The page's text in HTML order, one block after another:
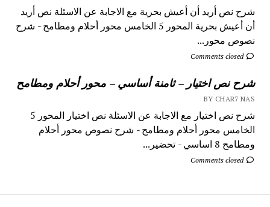
شرح نص أريد أن أعيش بحرية مع الاجابة عن الاسئلة نص أريد
أن أعيش بحرية المحور 5 الخامس محور أحلام ومطامح - شرح
نصوص محور...
Comments closed
شرح نص اختيار – ثامنة أساسي – محور أحلام ومطامح
BY CHAR7 NAS
شرح نص اختيار مع الاجابة عن الاسئلة نص اختيار المحور 5
الخامس محور أحلام ومطامح - شرح نصوص محور أحلام
ومطامح 8 اساسي - تحضير...
Comments closed